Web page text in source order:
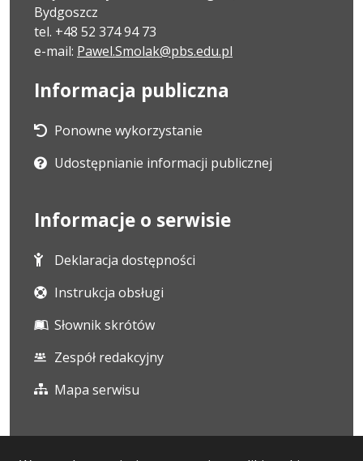
Bydgoszcz
tel. +48 52 374 94 73
e-mail: Pawel.Smolak@pbs.edu.pl
Informacja publiczna
Ponowne wykorzystanie
Udostępnianie informacji publicznej
Informacje o serwisie
Deklaracja dostępności
Instrukcja obsługi
Słownik skrótów
Zespół redakcyjny
Mapa serwisu